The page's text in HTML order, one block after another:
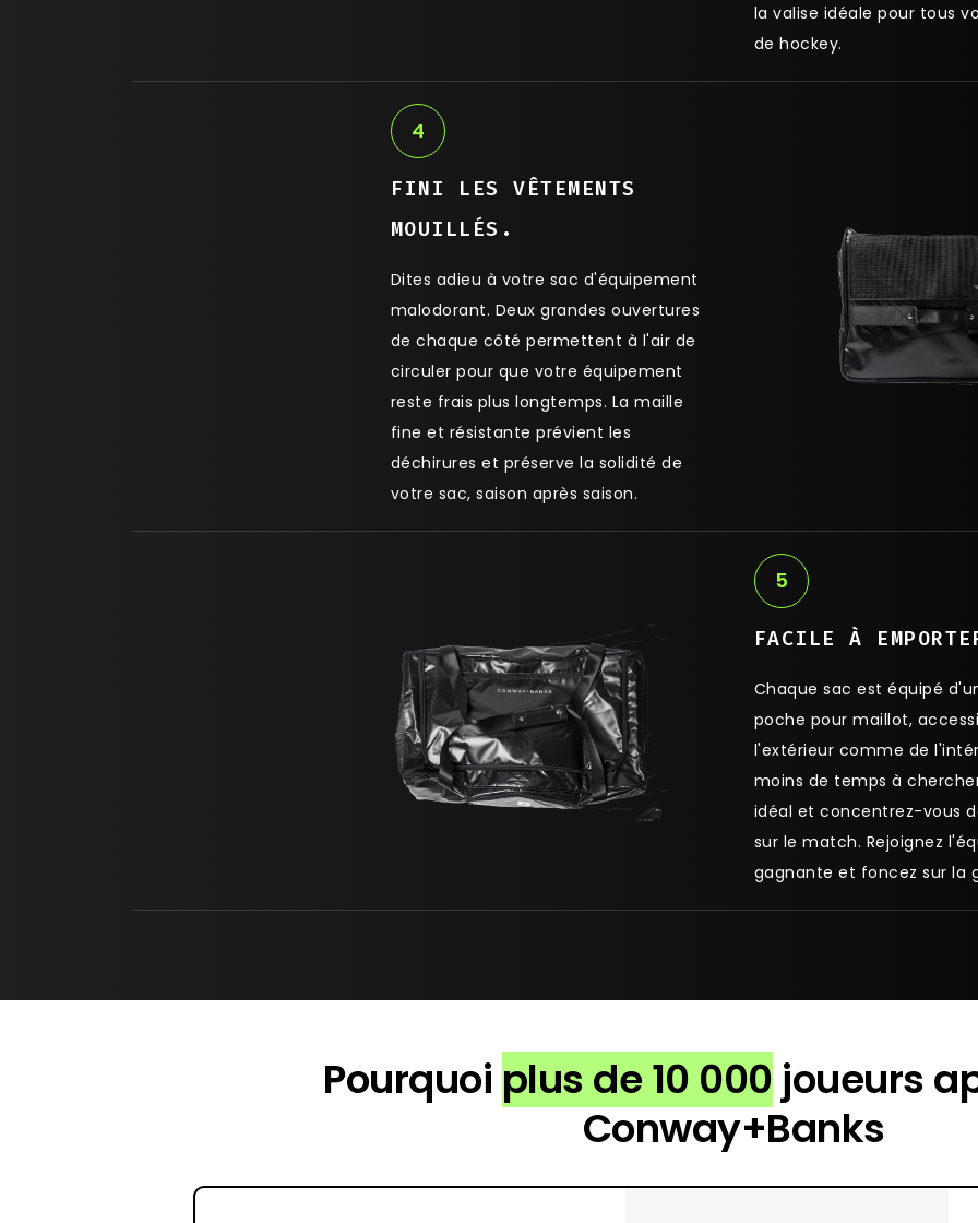
la valise idéale pour tous
de hockey.
4
FINI LES VÊTEMENTS
MOUILLÉS.
Dites adieu à votre sac d'équipement
malodorant. Deux grandes ouvertures
de chaque côté permettent à l'air de
circuler pour que votre équipement
reste frais plus longtemps. La maille
fine et résistante prévient les
déchirures et préserve la solidité de
votre sac, saison après saison.
5
FACILE À
Chaque sac est équipé
poche pour maillot,
l'extérieur comme de
moins de temps à
idéal et concentrez-vous
sur le match. Rejoignez
gagnante et foncez sur la
Pourquoi plus de 10 000 joueurs
Conway+Banks